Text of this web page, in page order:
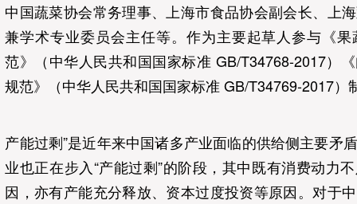
中国蔬菜协会常务理事、上海市食品协会副会长、上
兼学术专业委员会主任等。作为主要起草人参与《
范》（中华人民共和国国家标准 GB/T34768-2017）
规范》（中华人民共和国国家标准 GB/T34769-2017）
产能过剩”是近年来中国诸多产业面临的供给侧主要矛
业也正在步入“产能过剩”的阶段，其中既有消费动力
因，亦有产能充分释放、资本过度投资等原因。对于